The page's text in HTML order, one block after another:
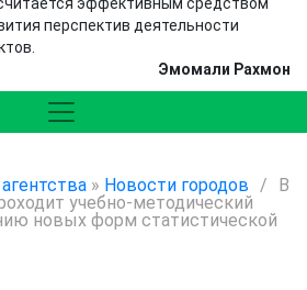
перспектив деятельности
Эмомали Рахмон
» Новости городов /
В
учебно-методический
новых форм статистической